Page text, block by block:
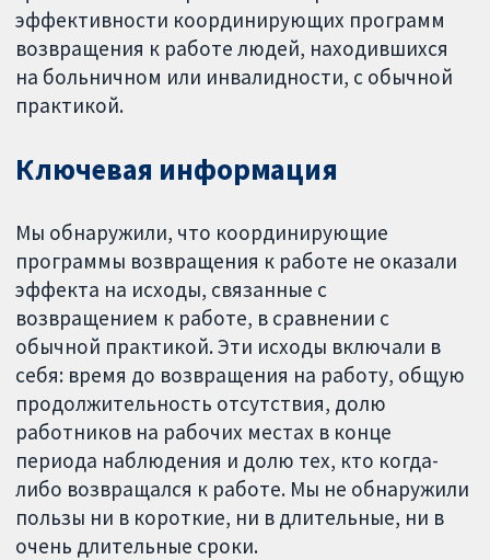
эффективности координирующих программ
возвращения к работе людей, находившихся
на больничном или инвалидности, с обычной
практикой.
Ключевая информация
Мы обнаружили, что координирующие
программы возвращения к работе не оказали
эффекта на исходы, связанные с
возвращением к работе, в сравнении с
обычной практикой. Эти исходы включали в
себя: время до возвращения на работу, общую
продолжительность отсутствия, долю
работников на рабочих местах в конце
периода наблюдения и долю тех, кто когда-
либо возвращался к работе. Мы не обнаружили
пользы ни в короткие, ни в длительные, ни в
очень длительные сроки.